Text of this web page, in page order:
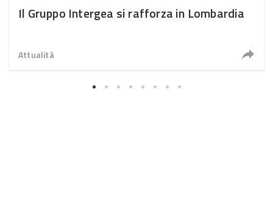
Il Gruppo Intergea si rafforza in Lombardia
Attualità